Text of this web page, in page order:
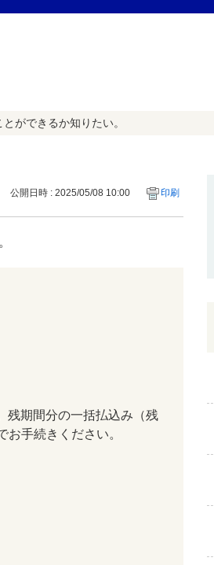
ができるか知りたい。
公開日時 : 2025/05/08 10:00 印刷
残期間分の一括払込み（残
手続きください。